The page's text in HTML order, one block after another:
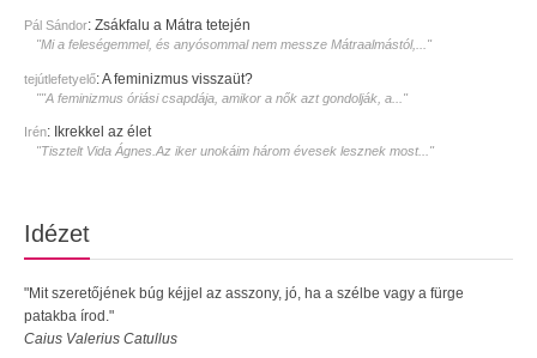
Pál Sándor: Zsákfalu a Mátra tetején
"Mi a feleségemmel, és anyósommal nem messze Mátraalmástól,..."
tejútlefetyelő:A feminizmus visszaüt?
""A feminizmus óriási csapdája, amikor a nők azt gondolják, a..."
Irén: Ikrekkel az élet
"Tisztelt Vida Ágnes.Az iker unokáim három évesek lesznek most..."
Idézet
"Mit szeretőjének búg kéjjel az asszony, jó, ha a szélbe vagy a fürge
patakba írod."
Caius Valerius Catullus